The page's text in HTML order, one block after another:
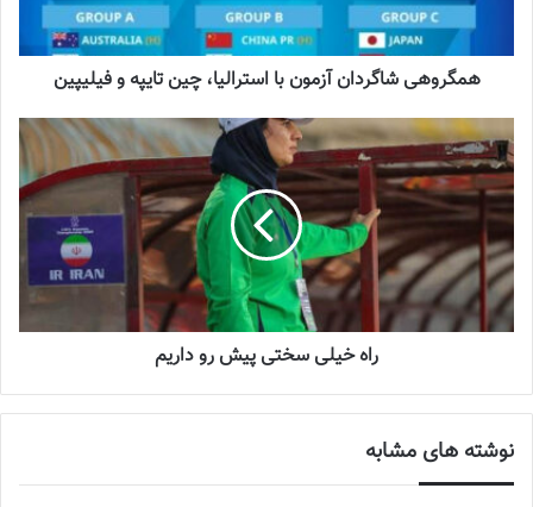
دعوت آزمون از 30 بازیکن به اردوی تیم ملی
2023-03-21
آینده درخشانی در انتظار فوتبال بانوان است
2022-12-10
مراسم قرعه کشی مسابقات مرحله دوم قهرمانی زیر 17 سال دختران
آسیا در مقر کنفدراسیون فوتبال آسیا برگزار شد.
صورت آنلاین در کوالالامپور مقر کنفدراسیون فوتبال آسیا برگزار شد و
شاگردان
مهینی
شدند.
همگروهی شاگردان آزمون با استرالیا، چین تایپه و فیلیپین
راه خیلی سختی پیش رو داریم
نوشته های مشابه